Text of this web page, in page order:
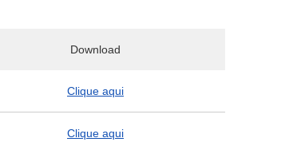
Download
Clique aqui
Clique aqui